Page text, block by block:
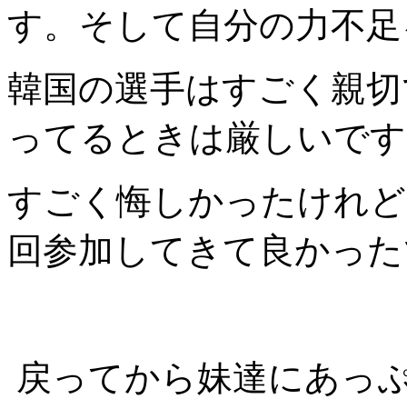
す。そして自分の力不
韓国の選手はすごく親
ってるときは厳し
すごく悔しかったけれ
回参加してきて良か
戻ってから妹達にあっ